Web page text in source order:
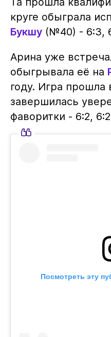
круге обыграла
Букшу(№40) - 6:3,
Арина уже
обыгрывала её на
году. Игра прошла
завершилась
фаворитки - 6:2,
Посмотреть эту